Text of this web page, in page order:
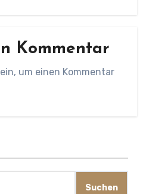
Kommentar
um einen Kommentar
Suchen